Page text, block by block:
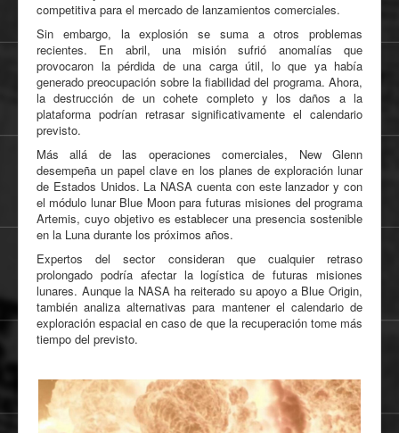
competitiva para el mercado de lanzamientos comerciales.
Sin embargo, la explosión se suma a otros problemas
recientes. En abril, una misión sufrió anomalías que
provocaron la pérdida de una carga útil, lo que ya había
generado preocupación sobre la fiabilidad del programa. Ahora,
la destrucción de un cohete completo y los daños a la
plataforma podrían retrasar significativamente el calendario
previsto.
Más allá de las operaciones comerciales, New Glenn
desempeña un papel clave en los planes de exploración lunar
de Estados Unidos. La NASA cuenta con este lanzador y con
el módulo lunar Blue Moon para futuras misiones del programa
Artemis, cuyo objetivo es establecer una presencia sostenible
en la Luna durante los próximos años.
Expertos del sector consideran que cualquier retraso
prolongado podría afectar la logística de futuras misiones
lunares. Aunque la NASA ha reiterado su apoyo a Blue Origin,
también analiza alternativas para mantener el calendario de
exploración espacial en caso de que la recuperación tome más
tiempo del previsto.